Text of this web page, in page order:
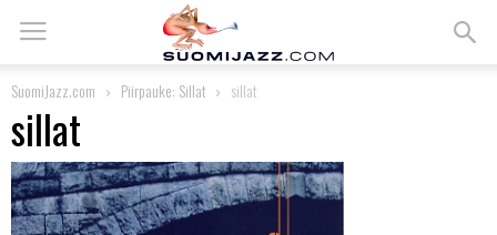
SuomiJazz.com Piirpauke: Sillat sillat
sillat